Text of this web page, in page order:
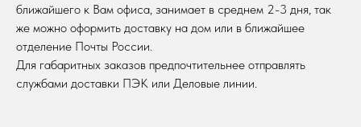
ближайшего к Вам офиса, занимает в среднем 2-3 дня, так
же можно оформить доставку на дом или в ближайшее
отделение Почты России.
Для габаритных заказов предпочтительнее отправлять
службами доставки ПЭК или Деловые линии.